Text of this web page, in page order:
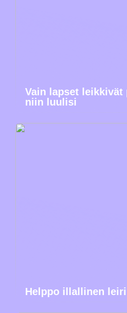
Vain lapset leikkivät
niin luulisi
Helppo illallinen